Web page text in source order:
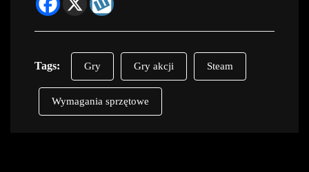
Tags: Gry Gry akcji Steam
Wymagania sprzętowe